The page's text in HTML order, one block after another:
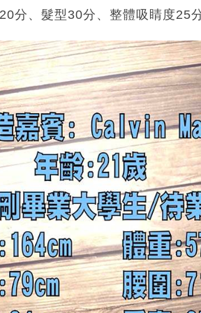
分、髮型30分、整體吸睛度25